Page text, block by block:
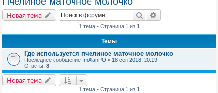
Новая тема Поиск
1 тема • Страница 1 из 1
Темы
Где используется пчелиное маточное молочко
Последнее сообщение ImAlanPO « 18 сен 2018, 20:19
Ответы: 8
Новая тема
1 тема • Страница 1 из 1